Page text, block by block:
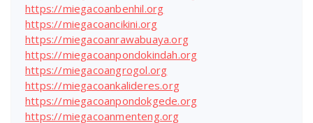
https://miegacoanbenhil.org
https://miegacoancikini.org
https://miegacoanrawabuaya.org
https://miegacoanpondokindah.org
https://miegacoangrogol.org
https://miegacoankalideres.org
https://miegacoanpondokgede.org
https://miegacoanmenteng.org